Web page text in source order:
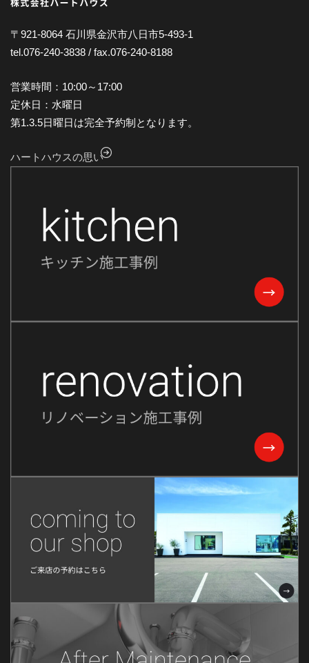
2024年11月
2024年10月
2024年9月
2024年7月
2024年6月
2024年4月
2024年2月
2024年1月
2023年12月
2023年7月
2022年8月
2022年6月
2022年5月
2022年4月
2022年2月
〒921-8064 石川県金沢市八日市5-493-1
tel.076-240-3838 / fax.076-240-8188
営業時間：10:00～17:00
定休日：水曜日
第1.3.5日曜日は完全予約制となります。
ハートハウスの思い